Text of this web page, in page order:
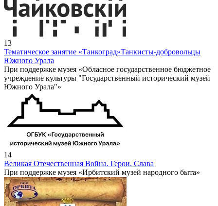
13
Тематическое занятие «Танкоград»Танкисты-добровольцы
Южного Урала
При поддержке музея «Обласное государственное бюджетное
учреждение культуры "Государственный исторический музей
Южного Урала"»
14
Великая Отечественная Война. Герои. Слава
При поддержке музея «Ирбитский музей народного быта»